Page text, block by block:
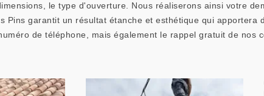
le type d'ouverture. Nous réaliserons ainsi votre
Pins garantit un résultat étanche et esthétique qui
de téléphone, mais également le rappel gratuit de nos